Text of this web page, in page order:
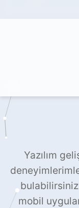
Yazılım
mobil